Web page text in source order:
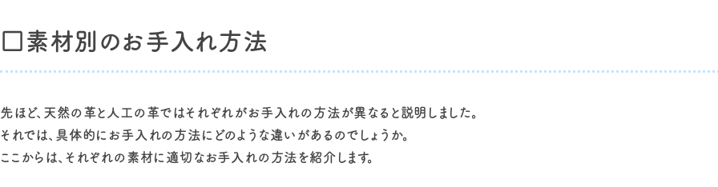
□素材別のお手入れ方法
先ほど、天然の革と人工の革ではそれぞれがお手入れの方法が異なると説明しました。
それでは、具体的にお手入れの方法にどのような違いがあるのでしょうか。
ここからは、それぞれの素材に適切なお手入れの方法を紹介します。